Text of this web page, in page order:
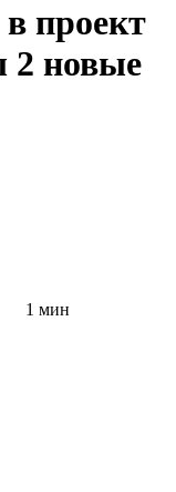
проект
новые
1 мин